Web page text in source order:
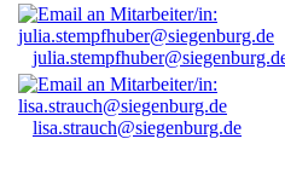
lisa.strauch@siegenburg.de